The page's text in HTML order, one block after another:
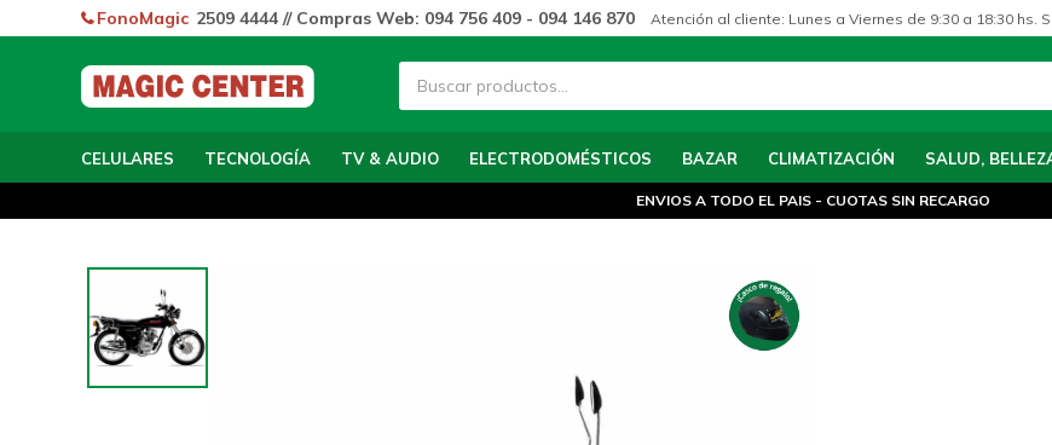
CELULARES TECNOLOGÍA TV & AUDIO ELECTRODOMÉSTICOS BAZAR CLIMATIZACIÓN SALUD,
FonoMagic 2509 4444 // Compras Web: 094 756 409 - 094 146 870 Atención al cliente: Lunes a Viernes de 9:30 a 18:30 hs.
ENVIOS A TODO EL PAIS - CUOTAS SIN RECARGO